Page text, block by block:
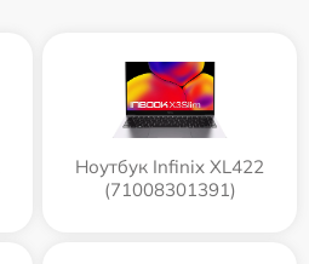
Ноутбук Infinix XL422
(71008301391)